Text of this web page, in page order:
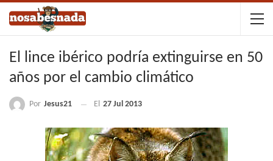
El lince ibérico podría extinguirse en 50
años por el cambio climático
Por Jesus21 El 27 Jul 2013